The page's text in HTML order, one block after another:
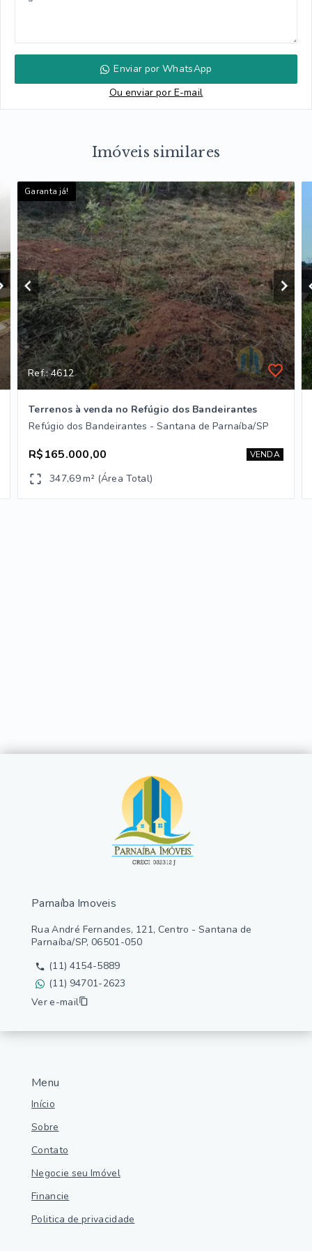
Enviar por WhatsApp
Ou enviar por E-mail
Imóveis similares
Garanta já!
Ref.: 4612
Terrenos à venda no Refúgio dos Bandeirantes
Refúgio dos Bandeirantes - Santana de Parnaíba/SP
R$165.000,00 VENDA
347,69 m² (Área Total)
Menu
Início
Sobre
Contato
Negocie seu Imóvel
Financie
Politica de privacidade
Parnaíba Imoveis
Rua André Fernandes, 121, Centro - Santana de
Parnaíba/SP, 06501-050
(11) 4154-5889
(11) 94701-2623
Ver e-mail